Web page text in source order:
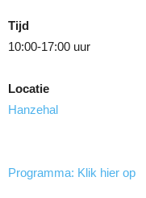
Tijd
10:00-17:00 uur
Locatie
Hanzehal
Programma: Klik hier op